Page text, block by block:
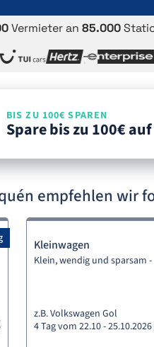
Vermieter an 85.000
BIS ZU 100€ SPAREN
Spare bis zu 100€
empfehlen wir
Kleinwagen
Klein, wendig und sparsam
z.B. Volkswagen Gol
4 Tag vom 22.10 - 25.10.2026